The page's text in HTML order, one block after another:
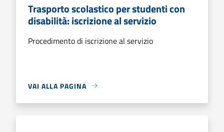
Trasporto scolastico per studenti con
disabilità: iscrizione al servizio
Procedimento di iscrizione al servizio
VAI ALLA PAGINA